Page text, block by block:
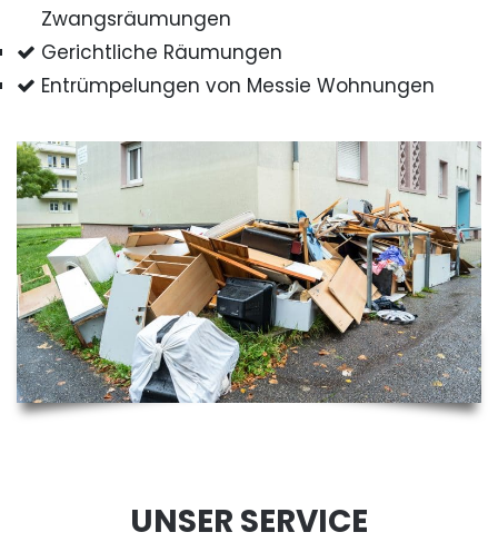
Zwangsräumungen
Gerichtliche Räumungen
Entrümpelungen von Messie Wohnungen
UNSER SERVICE